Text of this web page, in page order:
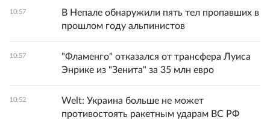
10:57
В Непале обнаружили пять тел пропавших в
прошлом году альпинистов
10:57
"Фламенго" отказался от трансфера Луиса
Энрике из "Зенита" за 35 млн евро
10:52
Welt: Украина больше не может
противостоять ракетным ударам ВС РФ